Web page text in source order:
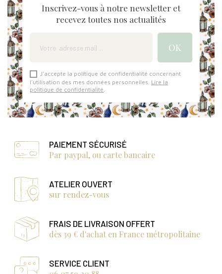
Inscrivez-vous à notre newsletter et
recevez toutes nos actualités
J'accepte la politique de confidentialité concernant
l'utilisation des mes données personnelles. Lire la
politique de confidentialité
PAIEMENT SÉCURISÉ
Par paypal, ou carte bancaire
ATELIER OUVERT
sur rendez-vous
FRAIS DE LIVRAISON OFFERT
dès 39 € d'achat en France métropolitaine
SERVICE CLIENT